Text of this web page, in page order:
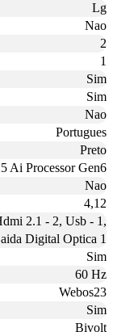
Lg
Nao
2
1
Sim
Sim
Nao
Portugues
Preto
Ai Processor Gen6
Nao
4,12
2.1 - 2, Usb - 1,
Digital Optica 1
Sim
60 Hz
Webos23
Sim
Bivolt